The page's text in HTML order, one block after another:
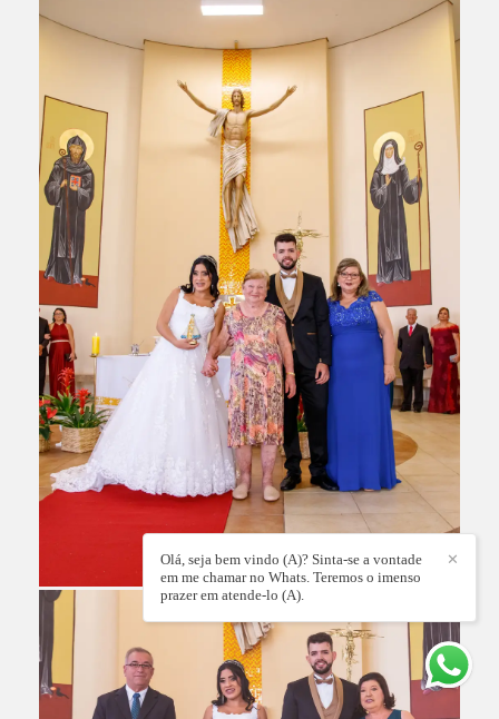
✕
Olá, seja bem vindo (A)? Sinta-se a vontade
em me chamar no Whats. Teremos o imenso
prazer em atende-lo (A).